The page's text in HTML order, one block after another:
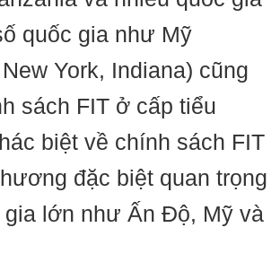
quốc gia như Mỹ
York, Indiana) cũng
sách FIT ở cấp tiểu
biệt về chính sách FIT
đặc biệt quan trọng
gia lớn như Ấn Độ, Mỹ và